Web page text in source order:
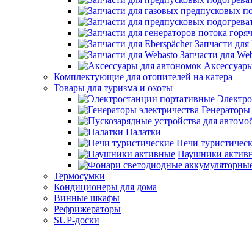
Запчасти для
Запчасти для
Комплектующие для отопителей на катера
Товары для туризма и охоты
Генераторы
Палатки
Печи
Наушники
Термосумки
Кондиционеры для дома
Винные шкафы
Рефрижераторы
SUP-доски